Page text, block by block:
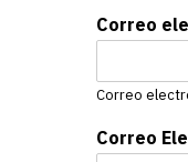
Correo
Correo
Correo